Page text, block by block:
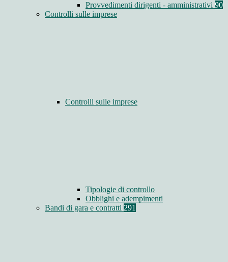
Provvedimenti dirigenti - amministrativi 90
Controlli sulle imprese
Controlli sulle imprese
Tipologie di controllo
Obblighi e adempimenti
Bandi di gara e contratti 291